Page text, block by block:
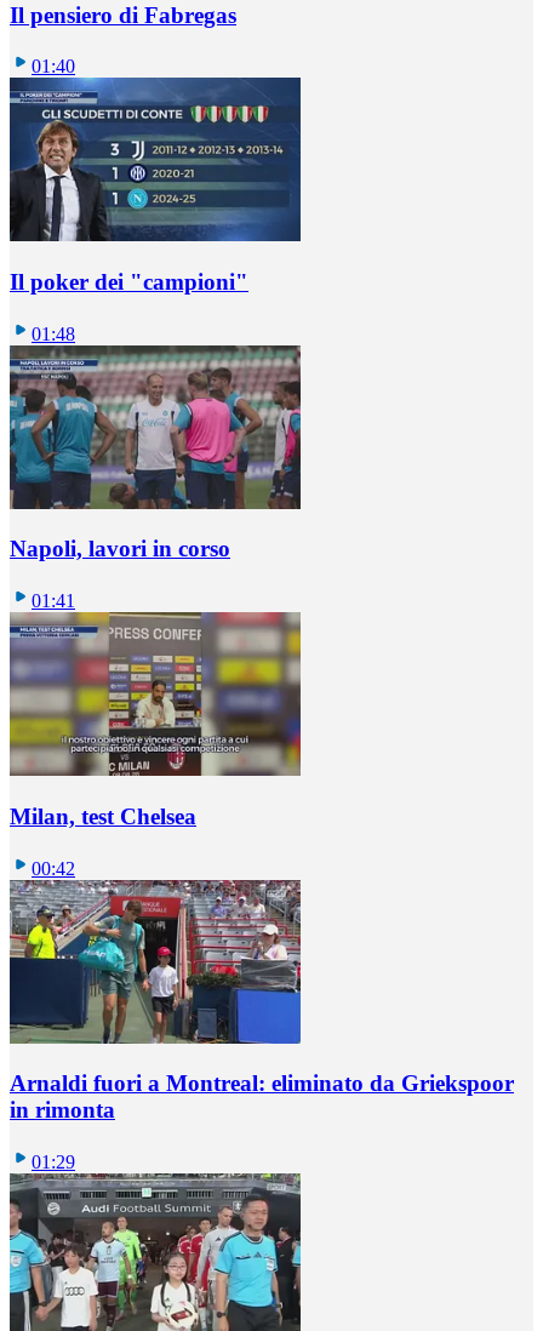
Il pensiero di Fabregas
01:40
Il poker dei "campioni"
01:48
Napoli, lavori in corso
01:41
Milan, test Chelsea
00:42
Arnaldi fuori a Montreal: eliminato da Griekspoor
in rimonta
01:29